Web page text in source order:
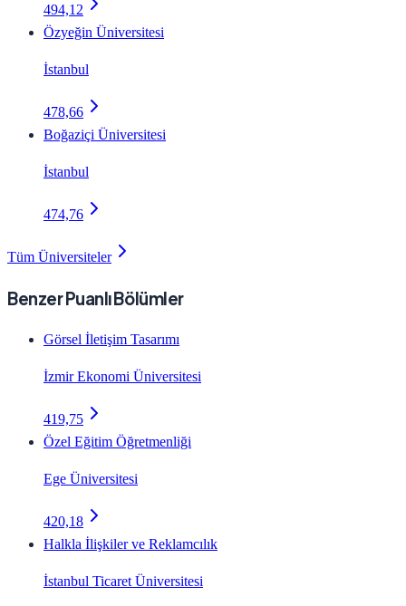
494,12
Özyeğin Üniversitesi
İstanbul
478,66
Boğaziçi Üniversitesi
İstanbul
474,76
Tüm Üniversiteler
Benzer Puanlı Bölümler
Görsel İletişim Tasarımı
İzmir Ekonomi Üniversitesi
419,75
Özel Eğitim Öğretmenliği
Ege Üniversitesi
420,18
Halkla İlişkiler ve Reklamcılık
İstanbul Ticaret Üniversitesi